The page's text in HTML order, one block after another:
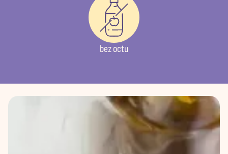
bez octu